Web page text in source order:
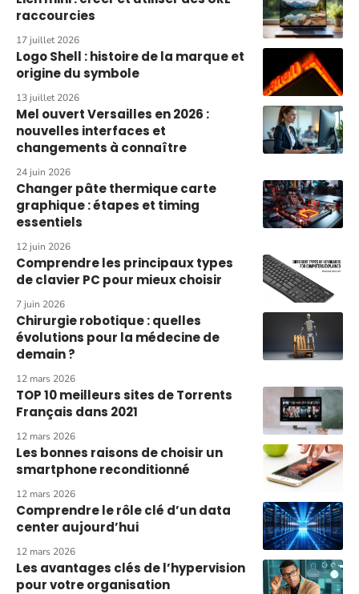
raccourcies
17 juillet 2026
Logo Shell : histoire de la marque et
origine du symbole
13 juillet 2026
Mel ouvert Versailles en 2026 :
nouvelles interfaces et
changements à connaître
24 juin 2026
Changer pâte thermique carte
graphique : étapes et timing
essentiels
12 juin 2026
Comprendre les principaux types
de clavier PC pour mieux choisir
7 juin 2026
Chirurgie robotique : quelles
évolutions pour la médecine de
demain ?
12 mars 2026
TOP 10 meilleurs sites de Torrents
Français dans 2021
12 mars 2026
Les bonnes raisons de choisir un
smartphone reconditionné
12 mars 2026
Comprendre le rôle clé d’un data
center aujourd’hui
12 mars 2026
Les avantages clés de l’hypervision
pour votre organisation